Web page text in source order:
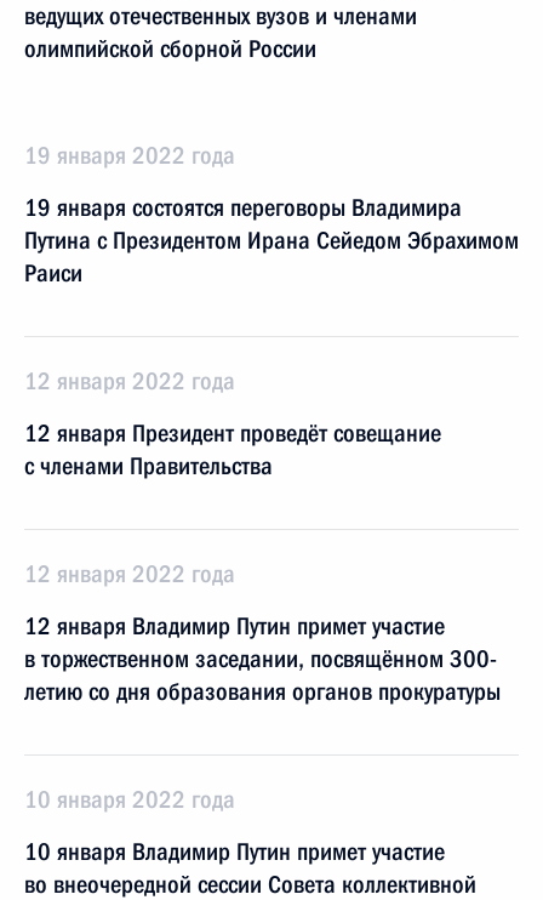
ведущих отечественных вузов и членами
олимпийской сборной России
19 января 2022 года
19 января состоятся переговоры Владимира
Путина с Президентом Ирана Сейедом Эбрахимом
Раиси
12 января 2022 года
12 января Президент проведёт совещание
с членами Правительства
12 января 2022 года
12 января Владимир Путин примет участие
в торжественном заседании, посвящённом 300-
летию со дня образования органов прокуратуры
10 января 2022 года
10 января Владимир Путин примет участие
во внеочередной сессии Совета коллективной